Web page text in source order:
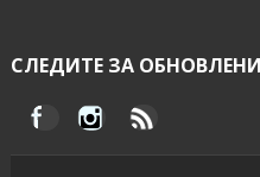
СЛЕДИТЕ ЗА